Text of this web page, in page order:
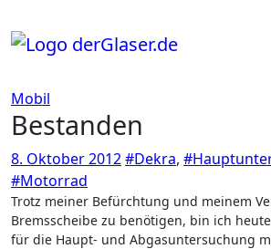
Inhalt
springen
Mobil
Bestanden
8. Oktober 2012#Dekra,
#Motorrad
Trotz meiner Befürchtung und meinem Verdacht eine neue
Bremsscheibe zu benötigen, bin ich
für die Haupt- und Abgasuntersuchung